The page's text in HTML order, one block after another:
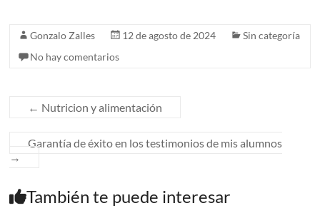
Gonzalo Zalles 12 de agosto de 2024
Sin categoría
No hay comentarios
← Nutricion y alimentación
Garantía de éxito en los testimonios de mis alumnos
→
También te puede interesar